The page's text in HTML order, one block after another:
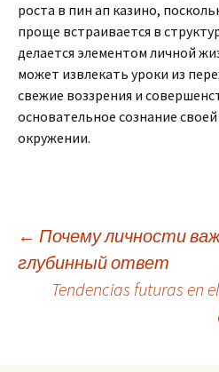
роста в пин ап казино,
проще встраивается в
делается элементом личной
может извлекать уроки из
свежие воззрения и
основательное сознание
окружении.
Post
navigation
← Почему личности
глубинный ответ
Tendencias futuras en